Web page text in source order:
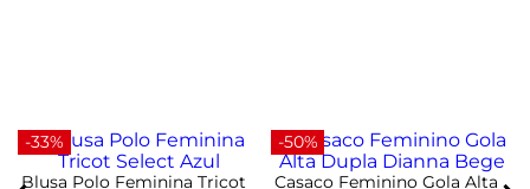
-33%
Blusa Polo Feminina Tricot
-50%
Casaco Feminino Gola Alta